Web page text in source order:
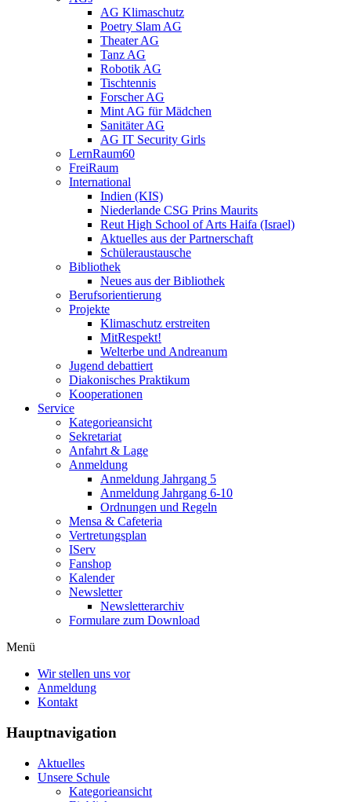
AG Klimaschutz
Poetry Slam AG
Theater AG
Tanz AG
Robotik AG
Tischtennis
Forscher AG
Mint AG für Mädchen
Sanitäter AG
AG IT Security Girls
LernRaum60
FreiRaum
International
Indien (KIS)
Niederlande CSG Prins Maurits
Reut High School of Arts Haifa (Israel)
Aktuelles aus der Partnerschaft
Schüleraustausche
Bibliothek
Neues aus der Bibliothek
Berufsorientierung
Projekte
Klimaschutz erstreiten
MitRespekt!
Welterbe und Andreanum
Jugend debattiert
Diakonisches Praktikum
Kooperationen
Service
Kategorieansicht
Sekretariat
Anfahrt & Lage
Anmeldung
Anmeldung Jahrgang 5
Anmeldung Jahrgang 6-10
Ordnungen und Regeln
Mensa & Cafeteria
Vertretungsplan
IServ
Fanshop
Kalender
Newsletter
Newsletterarchiv
Formulare zum Download
Menü
Wir stellen uns vor
Anmeldung
Kontakt
Hauptnavigation
Aktuelles
Unsere Schule
Kategorieansicht